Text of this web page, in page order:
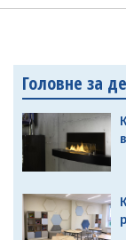
Головне за